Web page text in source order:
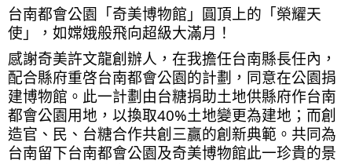
台南都會公園「奇美博物館」圓頂上的「榮耀天
使」，如嫦娥般飛向超級大滿月！
感謝奇美許文龍創辦人，在我擔任台南縣長任內，
配合縣府重啓台南都會公園的計劃，同意在公園捐
建博物館。此一計劃由台糖捐助土地供縣府作台南
都會公園用地，以換取40%土地變更為建地；而創
造官、民、台糖合作共創三贏的創新典範。共同為
台南留下台南都會公園及奇美博物館此一珍貴的景